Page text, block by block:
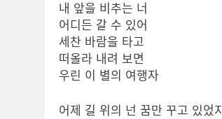
내 앞을 비추는 너
어디든 갈 수 있어
세찬 바람을 타고
떠올라 내려 보면
우린 이 별의 여행자
어제 길 위의 넌 꿈만 꾸고 있었지